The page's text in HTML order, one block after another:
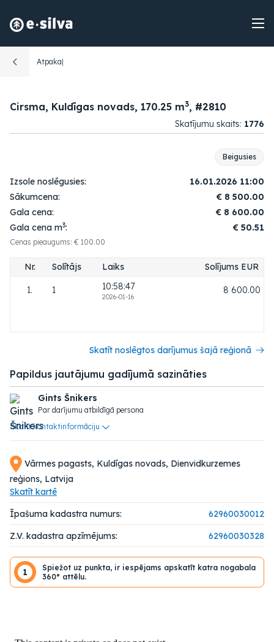
Atpakaļ
Cirsma, Kuldīgas novads, 170.25 m3, #2810
Skatījumu skaits: 1776
Vārmes pagasts, Kuldīgas novads, Dienvidkurzemes
reģions, Latvija
Skatīt kartē
Īpašuma kadastra numurs:
62960030012
Z.V. kadastra apzīmējums:
62960030328
1
Spiežot uz punkta, ir iespējams apskatīt katra nogabala
360° attēlu.
Beigusies
Izsole noslēgusies:
16.01.2026 11:00
Sākumcena:
€ 8 500.00
Gala cena:
€ 8 600.00
Gala cena m3: € 50.51
Cenas pieaugums: € 100.00
Nr. Solītājs Laiks Solījums EUR
1. 1 10:58:47
2026-01-16
8 600.00
Skatīt noslēgtos darījumus šajā reģionā
Papildus jautājumu gadījumā sazināties
Gints Šnikers
Par darījumu atbildīgā persona
Skatīt kontaktinformāciju